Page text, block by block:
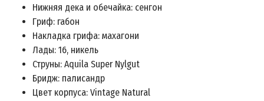
Нижняя дека и обечайка: сенгон
Гриф: габон
Накладка грифа: махагони
Лады: 16, никель
Струны: Aquila Super Nylgut
Бридж: палисандр
Цвет корпуса: Vintage Natural